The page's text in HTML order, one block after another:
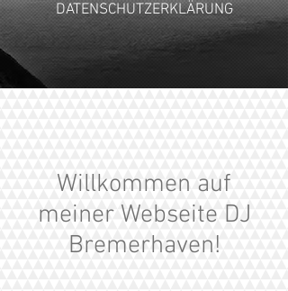
DATENSCHUTZERKLÄRUNG
Willkommen auf
meiner Webseite DJ
Bremerhaven!